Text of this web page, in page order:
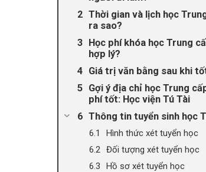
Thời gian và lịch học
ra sao?
Học phí khóa học Trung
hợp lý?
Giá trị văn bằng sau khi
Gợi ý địa chỉ học Trung
phí tốt: Học viện Tú Tài
Thông tin tuyển sinh học
Hình thức xét tuyển học
Đối tượng xét tuyển học
Hồ sơ xét tuyển học